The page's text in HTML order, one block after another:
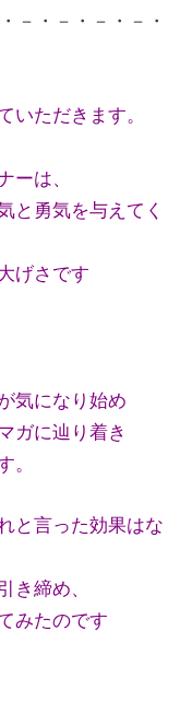
－・－・－・－・
いただきます。
ーは、
と勇気を与えてく
げさです
気になり始め
ガに辿り着き
。
と言った効果はな
き締め、
みたのです